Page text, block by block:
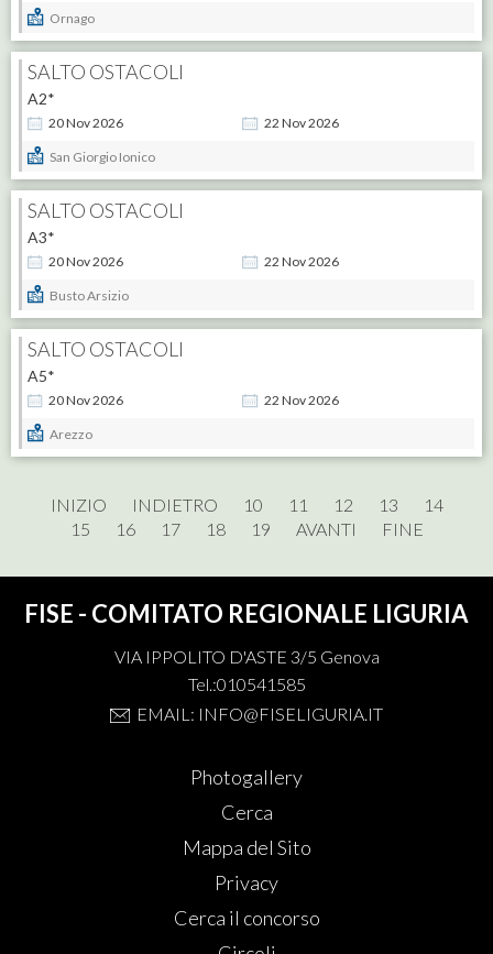
Ornago
SALTO OSTACOLI
20Nov2026 22 Nov2026
A2*
San Giorgio Ionico
SALTO OSTACOLI
20Nov2026 22 Nov2026
A3*
Busto Arsizio
SALTO OSTACOLI
20Nov2026 22 Nov2026
A5*
Arezzo
INIZIO INDIETRO 10 11 12 13
14
15
16 17 18 19 AVANTI FINE
FISE - COMITATO REGIONALE LIGURIA
VIA IPPOLITO D'ASTE 3/5 Genova
Tel.:010541585
EMAIL: INFO@FISELIGURIA.IT
Photogallery
Cerca
Mappa del Sito
Privacy
Cerca il concorso